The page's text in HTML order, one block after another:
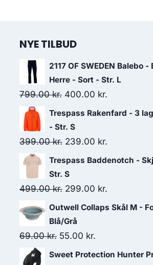
NYE TILBUD
2117 OF SWEDEN Balebo
Herre - Sort - Str. L
799.00kr. Original
price
was:
799.00 kr..
400.00 kr.
price
Trespass Rakenfard - 3
- Str. S
399.00kr. Original
price
was:
399.00 kr..
239.00 kr.
price
Trespass Baddenotch -
Str. S
499.00kr. Original
price
was:
499.00 kr..
299.00 kr.
price
Outwell Collaps Skål M -
Blå/Grå
69.00kr. Original
price
55.00 kr.
price
Sweet Protection Hunter